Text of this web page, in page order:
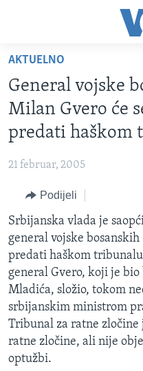
glavni
sadržaj
Pređi
na
glavnu
Idi
pretragu
TV PROGRAM
VIDEO
FOTOGRAFIJE DANA
SJEDINJENE AMERIČKE
BOSNA I HERCEGOVINA
SVIJET
NAUKA I TEHNOLOGIJA
SPECIJALNI PROJEKTI
KORUPCIJA
SLOBODA MEDIJA
ŽENSKA STRANA
IZBJEGLIČKA STRANA
MAGAZIN
O GLASU AMERIKE
AKTUELNO
General vojske
Milan Gvero će
predati haškom
21 februar, 2005
Podijeli
Srbijanska vlada je
general vojske
predati haškom
general Gvero, koji je
Mladića, složio, tokom
srbijanskim ministrom
Tribunal za ratne zločine
ratne zločine, ali nije
optužbi.